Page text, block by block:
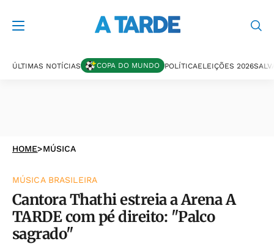
ÚLTIMAS NOTÍCIAS COPA DO MUNDO POLÍTICAELEIÇÕES 2026
HOME>MÚSICA
MÚSICA BRASILEIRA
Cantora Thathi estreia a Arena A
TARDE com pé direito: "Palco
sagrado"